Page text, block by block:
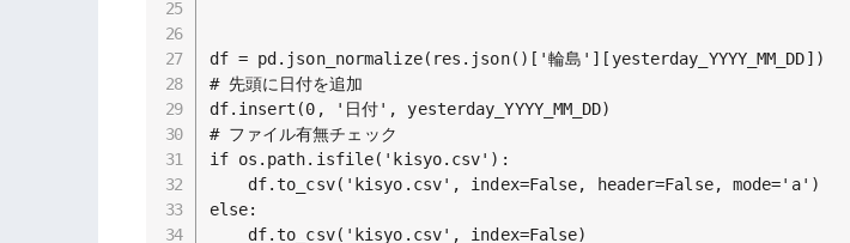
df = pd.json_normalize(res.json()['輪島'][yesterday_YYYY_MM_DD])
# 先頭に日付を追加
df.insert(0, '日付', yesterday_YYYY_MM_DD)
# ファイル有無チェック
if os.path.isfile('kisyo.csv'):
    df.to_csv('kisyo.csv', index=False, header=False, mode='a')
else: